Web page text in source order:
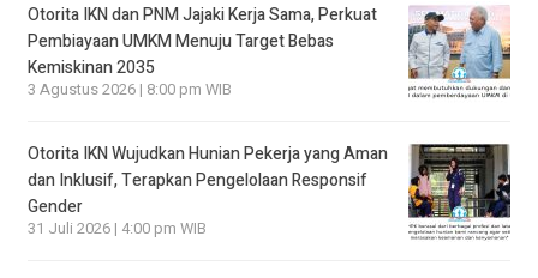
Otorita IKN dan PNM Jajaki Kerja Sama, Perkuat
Pembiayaan UMKM Menuju Target Bebas
Kemiskinan 2035
3 Agustus 2026 | 8:00 pm WIB
Otorita IKN Wujudkan Hunian Pekerja yang Aman
dan Inklusif, Terapkan Pengelolaan Responsif
Gender
31 Juli 2026 | 4:00 pm WIB